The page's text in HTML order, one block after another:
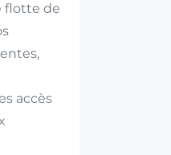
flotte de
accès